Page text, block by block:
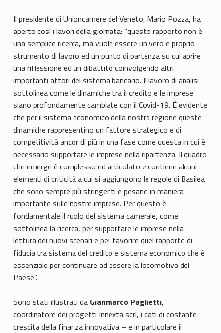
Il presidente di Unioncamere del Veneto, Mario Pozza, ha
aperto così i lavori della giornata: “questo rapporto non è
una semplice ricerca, ma vuole essere un vero e proprio
strumento di lavoro ed un punto di partenza su cui aprire
una riflessione ed un dibattito coinvolgendo altri
importanti attori del sistema bancario. Il lavoro di analisi
sottolinea come le dinamiche tra il credito e le imprese
siano profondamente cambiate con il Covid-19. È evidente
che per il sistema economico della nostra regione queste
dinamiche rappresentino un fattore strategico e di
competitività ancor di più in una fase come questa in cui è
necessario supportare le imprese nella ripartenza. Il quadro
che emerge è complesso ed articolato e contiene alcuni
elementi di criticità a cui si aggiungono le regole di Basilea
che sono sempre più stringenti e pesano in maniera
importante sulle nostre imprese. Per questo è
fondamentale il ruolo del sistema camerale, come
sottolinea la ricerca, per supportare le imprese nella
lettura dei nuovi scenari e per favorire quel rapporto di
fiducia tra sistema del credito e sistema economico che è
essenziale per continuare ad essere la locomotiva del
Paese”.
Sono stati illustrati da Gianmarco Paglietti,
coordinatore dei progetti Innexta scrl, i dati di costante
crescita della finanza innovativa – e in particolare il